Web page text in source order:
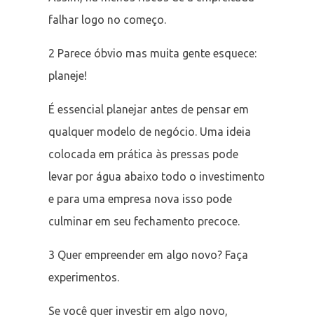
falhar logo no começo.
2 Parece óbvio mas muita gente esquece:
planeje!
É essencial planejar antes de pensar em
qualquer modelo de negócio. Uma ideia
colocada em prática às pressas pode
levar por água abaixo todo o investimento
e para uma empresa nova isso pode
culminar em seu fechamento precoce.
3 Quer empreender em algo novo? Faça
experimentos.
Se você quer investir em algo novo,